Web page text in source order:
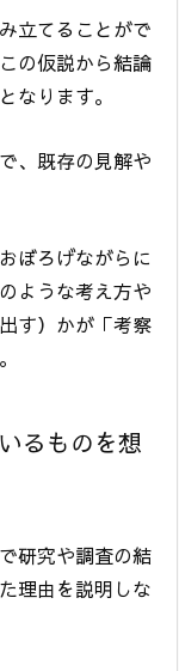
立てることがで
の仮説から結論
なります。
、既存の見解や
ぼろげながらに
ような考え方や
す）かが「考察
るものを想
研究や調査の結
理由を説明しな